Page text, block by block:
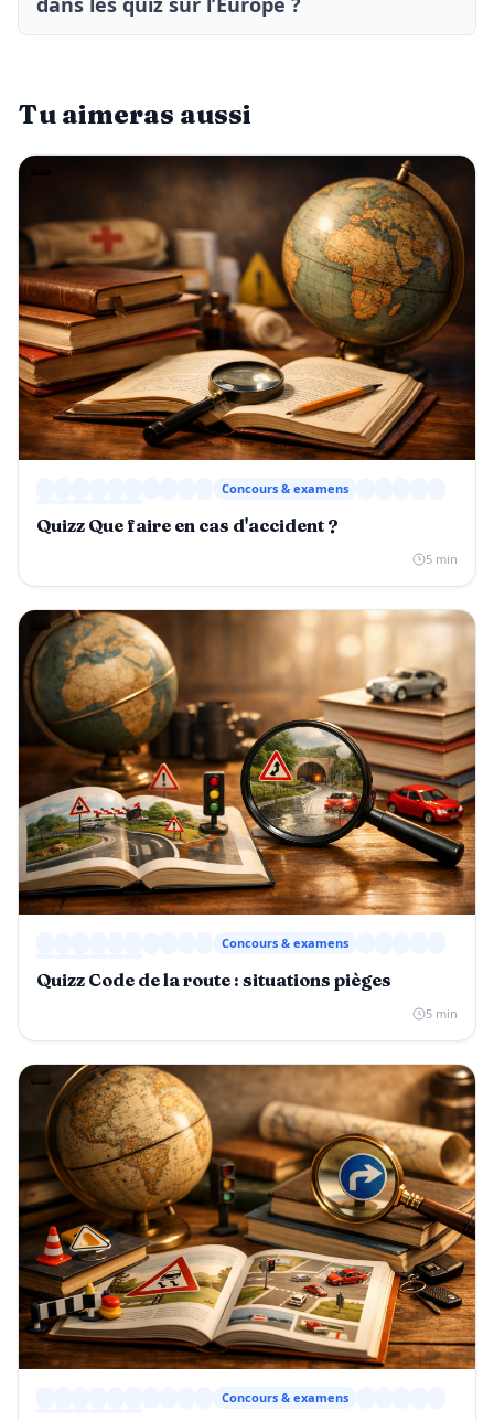
Tu aimeras aussi
Concours & examens
Quizz Que faire en cas d'accident ?
5 min
Concours & examens
Quizz Code de la route : situations pièges
5 min
Concours & examens